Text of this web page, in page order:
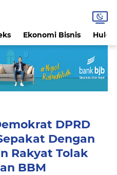
Ekonomi Bisnis
DPRD
Dengan
Rakyat Tolak
BBM